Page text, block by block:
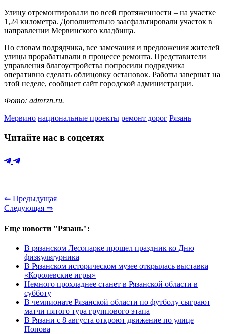
Улицу отремонтировали по всей протяженности – на участке
1,24 километра. Дополнительно заасфальтировали участок в
направлении Мервинского кладбища.
По словам подрядчика, все замечания и предложения жителей
улицы прорабатывали в процессе ремонта. Представители
управления благоустройства попросили подрядчика
оперативно сделать облицовку остановок. Работы завершат на
этой неделе, сообщает сайт городской администрации.
Фото: admrzn.ru.
Мервино национальные проекты ремонт дорог Рязань
Читайте нас в соцсетях
⇐ Предыдущая
Следующая ⇒
Еще новости "Рязань":
В рязанском Лесопарке прошел праздник ко Дню
физкультурника
В Рязанском историческом музее открылась выставка
«Королевские игры»
Немного прохладнее станет в Рязанской области в
субботу
В чемпионате Рязанской области по футболу сыграют
матчи пятого тура группового этапа
В Рязани с 8 августа откроют движение по улице
Попова